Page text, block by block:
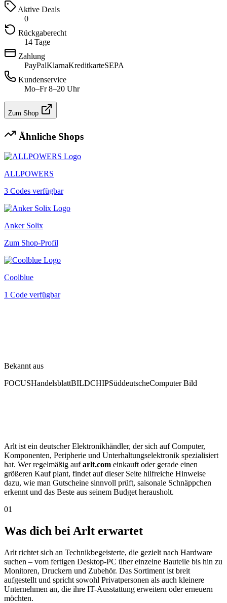
Aktive Deals
0
Rückgaberecht
14 Tage
Zahlung
PayPalKlarnaKreditkarteSEPA
Kundenservice
Mo–Fr 8–20 Uhr
Zum Shop
Ähnliche Shops
ALLPOWERS
3 Codes verfügbar
Anker Solix
Zum Shop-Profil
Coolblue
1 Code verfügbar
Bekannt aus
FOCUSHandelsblattBILDCHIPSüddeutscheComputer Bild
Arlt ist ein deutscher Elektronikhändler, der sich auf Computer,
Komponenten, Peripherie und Unterhaltungselektronik spezialisiert
hat. Wer regelmäßig aufarlt.com einkauft oder gerade einen
größeren Kauf plant, findet auf dieser Seite hilfreiche Hinweise
dazu, wie man Gutscheine sinnvoll prüft, saisonale Schnäppchen
erkennt und das Beste aus seinem Budget herausholt.
01
Was dich bei Arlt erwartet
Arlt richtet sich an Technikbegeisterte, die gezielt nach Hardware
suchen – vom fertigen Desktop-PC über einzelne Bauteile bis hin zu
Monitoren, Druckern und Zubehör. Das Sortiment ist breit
aufgestellt und spricht sowohl Privatpersonen als auch kleinere
Unternehmen an, die ihre IT-Ausstattung erweitern oder erneuern
möchten.